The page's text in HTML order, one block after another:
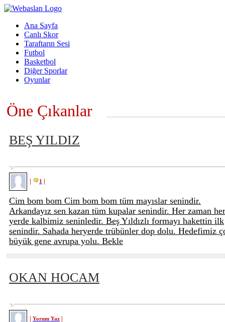
Ana Sayfa
Canlı Skor
Taraftarın Sesi
Futbol
Basketbol
Diğer Sporlar
Oyunlar
Öne Çıkanlar
BEŞ YILDIZ
1
Cim bom bom Cim bom bom tüm mayıslar senindir.
Arkandayız sen kazan tüm kupalar senindir. Her zaman her
yerde kalbimiz seninledir. Beş Yıldızlı formayı hakettin ilk
senindir. Sahada heryerde trübünler dop dolu. Hedefimiz
büyük gene avrupa yolu. Bekle
OKAN HOCAM
Yorum Yaz